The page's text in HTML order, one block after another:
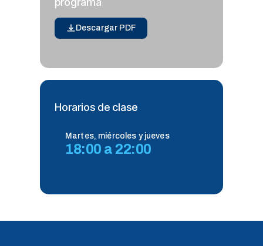
Descargar PDF
Horarios de clase
Martes, miércoles y jueves
18:00 a 22:00